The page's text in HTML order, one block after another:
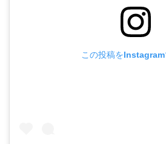
この投稿をInstagram